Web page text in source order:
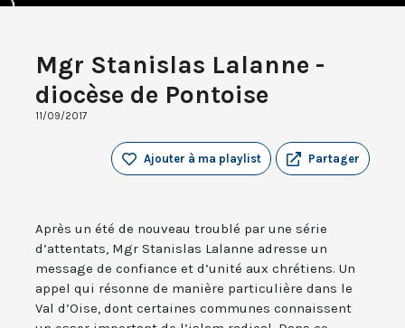
Mgr Stanislas Lalanne -
diocèse de Pontoise
11/09/2017
Partager
Ajouter à ma playlist
Après un été de nouveau troublé par une série
d’attentats, Mgr Stanislas Lalanne adresse un
message de confiance et d’unité aux chrétiens. Un
appel qui résonne de manière particulière dans le
Val d’Oise, dont certaines communes connaissent